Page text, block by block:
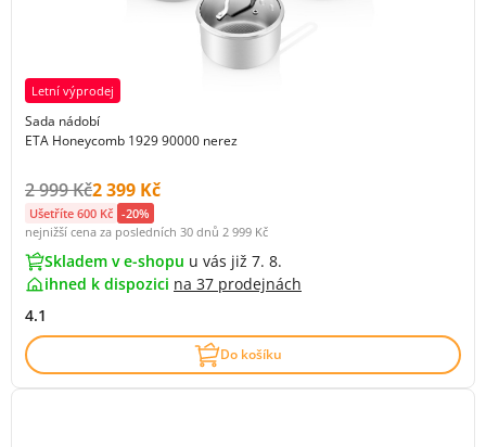
Letní výprodej
Sada nádobí
ETA Honeycomb 1929 90000 nerez
Původní cena s DPH:
2 999 KčCena s DPH:
2 399 Kč
Ušetříte 600 Kč -20%
nejnižší cena za posledních 30 dnů 2 999 Kč
Skladem v e-shopu u vás již 7. 8.
ihned k dispozici na 37 prodejnách
4.1
Do košíku